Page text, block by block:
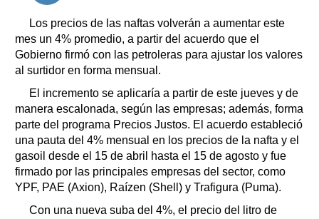
Horóscopo
Suplementos
Farmacias
Transportes
Loterías
Datos Útiles
Fúnebres
Edictos
Teléfonos de urgencia
Los precios de las naftas volverán a aumentar este
mes un 4% promedio, a partir del acuerdo que el
Gobierno firmó con las petroleras para ajustar los valores
al surtidor en forma mensual.
El incremento se aplicaría a partir de este jueves y de
manera escalonada, según las empresas; además, forma
parte del programa Precios Justos. El acuerdo estableció
una pauta del 4% mensual en los precios de la nafta y el
gasoil desde el 15 de abril hasta el 15 de agosto y fue
firmado por las principales empresas del sector, como
YPF, PAE (Axion), Raízen (Shell) y Trafigura (Puma).
Con una nueva suba del 4%, el precio del litro de